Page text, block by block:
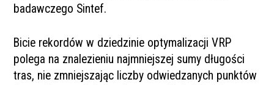
badawczego Sintef.
Bicie rekordów w dziedzinie optymalizacji VRP
polega na znalezieniu najmniejszej sumy długości
tras, nie zmniejszając liczby odwiedzanych punktów